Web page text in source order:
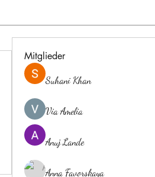
Mitglieder
Suhani Khan
Via Amelia
Anuj Lande
Anna Favorskaya